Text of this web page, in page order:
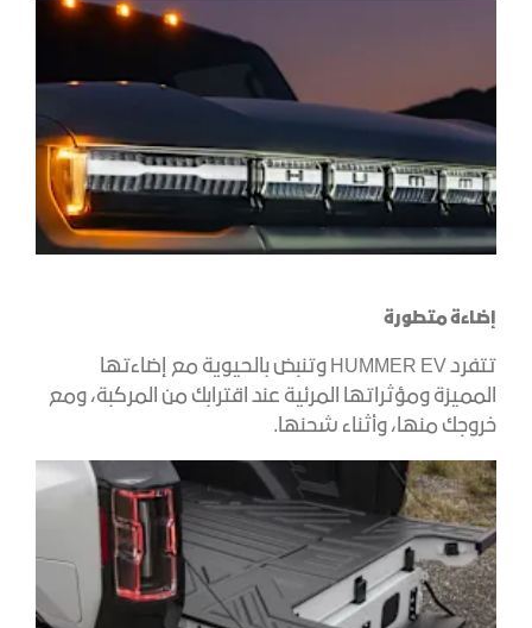
إضاءة متطورة
تتفرد HUMMER EV وتنبض بالحيوية مع إضاءتها
المميزة ومؤثراتها المرئية عند اقترابك من المركبة، ومع
خروجك منها، وأثناء شحنها.